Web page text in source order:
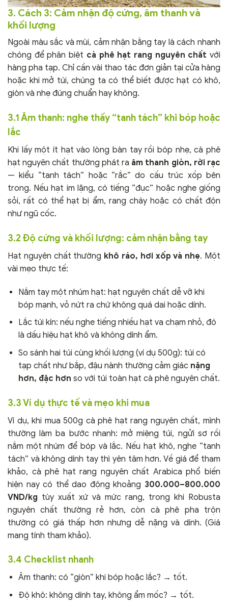
3. Cách 3: Cảm nhận độ cứng, âm thanh và
khối lượng
Ngoài màu sắc và mùi, cảm nhận bằng tay là cách nhanh
chóng để phân biệt cà phê hạt rang nguyên chất với
hàng pha tạp. Chỉ cần vài thao tác đơn giản tại cửa hàng
hoặc khi mở túi, chúng ta có thể biết được hạt có khô,
giòn và nhẹ đúng chuẩn hay không.
3.1 Âm thanh: nghe thấy “tanh tách” khi bóp hoặc
lắc
Khi lấy một ít hạt vào lòng bàn tay rồi bóp nhẹ, cà phê
hạt nguyên chất thường phát ra âm thanh giòn, rời rạc
— kiểu “tanh tách” hoặc “rắc” do cấu trúc xốp bên
trong. Nếu hạt im lặng, có tiếng “đục” hoặc nghe giống
sỏi, rất có thể hạt bị ẩm, rang cháy hoặc có chất độn
như ngũ cốc.
3.2 Độ cứng và khối lượng: cảm nhận bằng tay
Hạt nguyên chất thường khô ráo, hơi xốp và nhẹ. Một
vài mẹo thực tế:
Nắm tay một nhúm hạt: hạt nguyên chất dễ vỡ khi
bóp mạnh, vỏ nứt ra chứ không quá dai hoặc dính.
Lắc túi kín: nếu nghe tiếng nhiều hạt va chạm nhỏ, đó
là dấu hiệu hạt khô và không dính ẩm.
So sánh hai túi cùng khối lượng (ví dụ 500g): túi có
tạp chất như bắp, đậu nành thường cảm giác nặng
hơn, đặc hơn so với túi toàn hạt cà phê nguyên chất.
3.3 Ví dụ thực tế và mẹo khi mua
Ví dụ, khi mua 500g cà phê hạt rang nguyên chất, mình
thường làm ba bước nhanh: mở miệng túi, ngửi sơ rồi
nắm một nhúm để bóp và lắc. Nếu hạt khô, nghe “tanh
tách” và không dính tay thì yên tâm hơn. Về giá để tham
khảo, cà phê hạt rang nguyên chất Arabica phổ biến
hiện nay có thể dao động khoảng 300.000–800.000
VND/kg tùy xuất xứ và mức rang, trong khi Robusta
nguyên chất thường rẻ hơn, còn cà phê pha trộn
thường có giá thấp hơn nhưng dễ nặng và dính. (Giá
mang tính tham khảo).
3.4 Checklist nhanh
Âm thanh: có “giòn” khi bóp hoặc lắc? → tốt.
Độ khô: không dính tay, không ẩm mốc? → tốt.